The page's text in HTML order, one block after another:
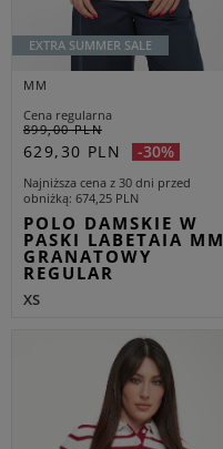
EXTRA SUMMER SALE
MM
Cena regularna
899,00 PLN
629,30 PLN -30%
Najniższa cena z 30 dni przed
obniżką 674,25 PLN
POLO DAMSKIE W
PASKI LABETAIA MM
GRANATOWY
REGULAR
XS